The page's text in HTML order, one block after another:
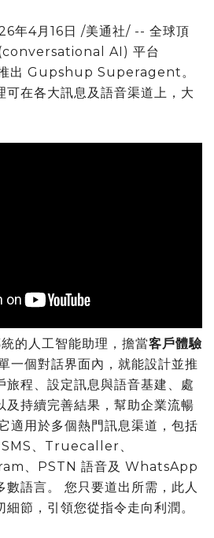
年4月16日 /美通社/ -- 全球頂
(conversational AI) 平台
出 Gupshup Superagent。
可在各大訊息及語音渠道上，大
的人工智能助理，擔當客戶體驗
一個對話界面內，就能設計並推
旅程、設定訊息與語音基建、處
及持續完善結果，幫助企業流暢
適用於多個熱門訊息渠道，包括
、Truecaller、
、PSTN 語音及 WhatsApp
數語言。 您只要道出所需，此人
節，引領您從指令走向利潤。